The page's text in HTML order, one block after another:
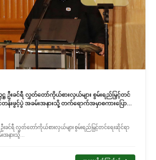
ဦးခင်ရီ လွှတ်တော်ကိုယ်စားလှယ်များ စွမ်းရည်မြှင့်တင်
မ်းအနားသို့ တက်ရောက်အမှာစကားပြော
းခင်ရီ လွှတ်တော်ကိုယ်စားလှယ်များ စွမ်းရည်မြှင့်တင်ရေး‌ဆိုင်ရာ
အနားသို့...